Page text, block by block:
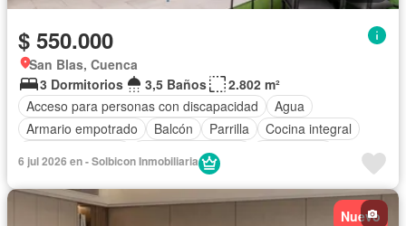
$ 550.000
San Blas, Cuenca
3 Dormitorios
3,5 Baños
2.802 m²
Acceso para personas con discapacidad
Agua
Armario empotrado
Balcón Parrilla
Cocina integral
Cuarto de servicio
Estacionamiento
Jacuzzi
Vista panorámica
Completamente amoblado
6 jul 2026 en - Solbicon Inmobiliaria
Nuevo